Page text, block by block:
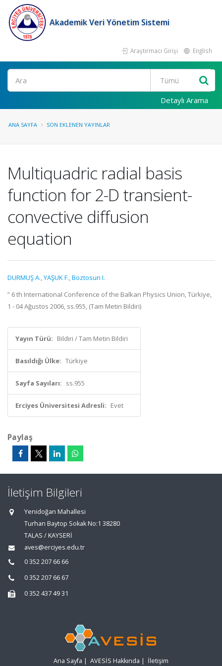
Akademik Veri Yönetim Sistemi
Araştırmacı Girişi English
Ara
Detaylı Arama
ANA SAYFA SON EKLENEN YAYINLAR
Multiquadric radial basis
function for 2-D transient-
convective diffusion
equation
DURMUŞ A.,YAŞUK F.,Boztosun I.
” 6 th International Conference of the Balkan Physics Union, Türkiye,
1 - 04 Ağustos 2006, ss.955, (Tam Metin Bildiri)
Yayın Türü: Bildiri / Tam Metin Bildiri
Basıldığı Ülke: Türkiye
Sayfa Sayıları: ss.955
Erciyes Üniversitesi Adresli: Evet
Paylaş
İletişim Bilgileri
Yenidoğan Mahallesi
Turhan Baytop Sokak No:1 38280
TALAS / KAYSERİ
aves@erciyes.edu.tr
0 352 207 66 66
0 352 207 66 67
0 352 437 49 31
Ana Sayfa | AVESİS Hakkında | İletişim